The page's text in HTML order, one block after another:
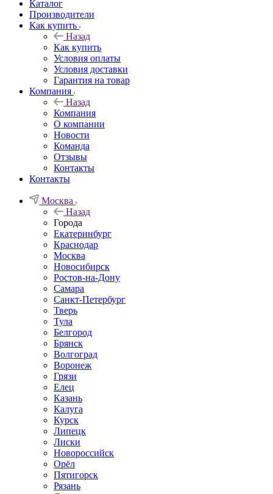
Каталог
Производители
Как купить
Назад
Как купить
Условия оплаты
Условия доставки
Гарантия на товар
Компания
Назад
Компания
О компании
Новости
Команда
Отзывы
Контакты
Контакты
Москва
Назад
Города
Екатеринбург
Краснодар
Москва
Новосибирск
Ростов-на-Дону
Самара
Санкт-Петербург
Тверь
Тула
Белгород
Брянск
Волгоград
Воронеж
Грязи
Елец
Казань
Калуга
Курск
Липецк
Лиски
Новороссийск
Орёл
Пятигорск
Рязань